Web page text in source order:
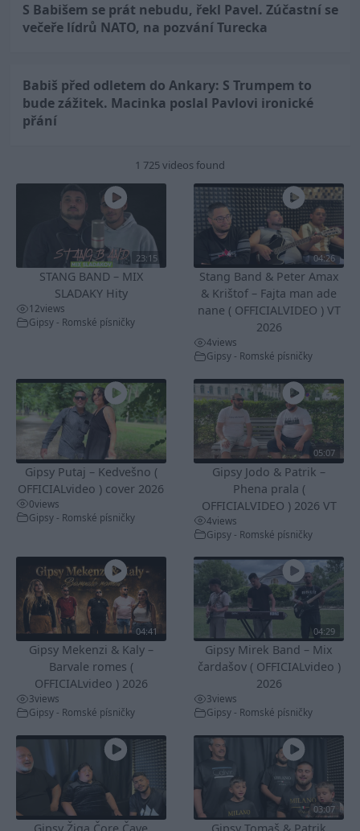
S Babišem se prát nebudu, řekl Pavel. Zúčastní se
večeře lídrů NATO, na pozvání Turecka
Babiš před odletem do Ankary: S Trumpem to
bude zážitek. Macinka poslal Pavlovi ironické
přání
1 725 videos found
23:15
STANG BAND – MIX
SLADAKY Hity
12views
Gipsy - Romské písničky
04:26
Stang Band & Peter Amax
& Krištof – Fajta man ade
nane ( OFFICIALVIDEO ) VT
2026
4views
Gipsy - Romské písničky
Gipsy Putaj – Kedvešno (
OFFICIALvideo ) cover 2026
0views
Gipsy - Romské písničky
05:07
Gipsy Jodo & Patrik –
Phena prala (
OFFICIALVIDEO ) 2026 VT
4views
Gipsy - Romské písničky
04:41
Gipsy Mekenzi & Kaly –
Barvale romes (
OFFICIALvideo ) 2026
3views
Gipsy - Romské písničky
04:29
Gipsy Mirek Band – Mix
čardašov ( OFFICIALvideo )
2026
3views
Gipsy - Romské písničky
03:07